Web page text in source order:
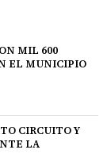
MIL 600
EL MUNICIPIO
CIRCUITO Y
LA